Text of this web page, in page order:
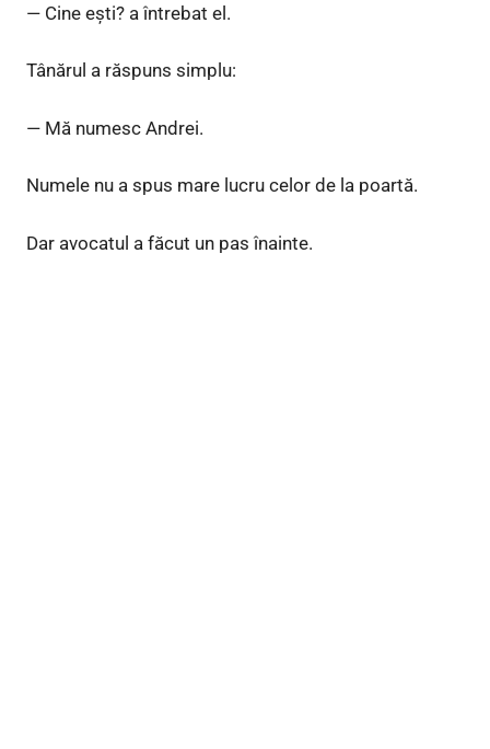
— Cine ești? a întrebat el.
Tânărul a răspuns simplu:
— Mă numesc Andrei.
Numele nu a spus mare lucru celor de la poartă.
Dar avocatul a făcut un pas înainte.